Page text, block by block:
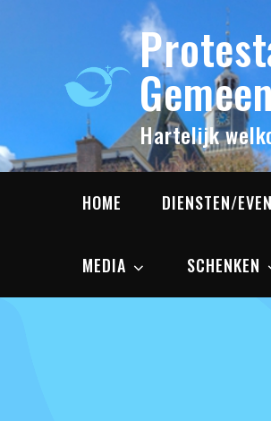
Hartelijk
HOME DIENSTEN/
MEDIA SCHENKEN